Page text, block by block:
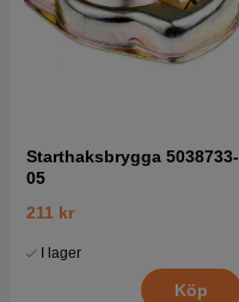
Starthaksbrygga 5038733-
05
211 kr
I lager
Köp